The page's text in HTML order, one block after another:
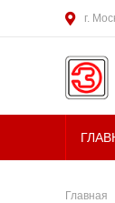
г.
Главная